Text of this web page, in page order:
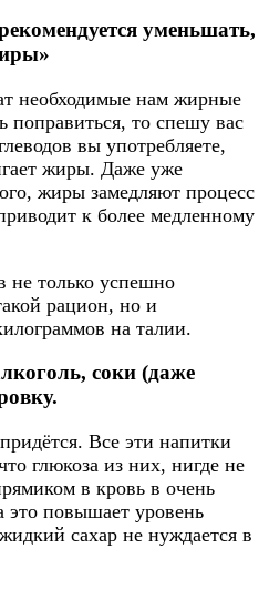
уменьшать,
необходимые нам жирные
поправиться, то спешу вас
вы употребляете,
жиры. Даже уже
жиры замедляют процесс
к более медленному
не только успешно
рацион, но и
на талии.
соки (даже
Все эти напитки
глюкоза из них, нигде не
в кровь в очень
это повышает уровень
сахар не нуждается в